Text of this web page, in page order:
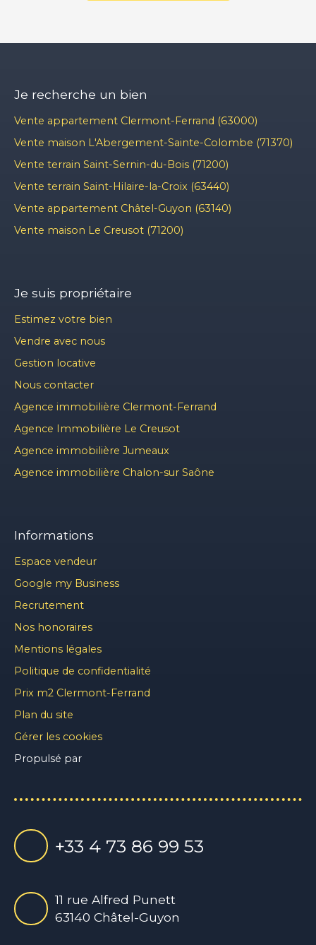
Je recherche un bien
Vente appartement Clermont-Ferrand (63000)
Vente maison L'Abergement-Sainte-Colombe (71370)
Vente terrain Saint-Sernin-du-Bois (71200)
Vente terrain Saint-Hilaire-la-Croix (63440)
Vente appartement Châtel-Guyon (63140)
Vente maison Le Creusot (71200)
Je suis propriétaire
Estimez votre bien
Vendre avec nous
Gestion locative
Nous contacter
Agence immobilière Clermont-Ferrand
Agence Immobilière Le Creusot
Agence immobilière Jumeaux
Agence immobilière Chalon-sur Saône
Informations
Espace vendeur
Google my Business
Recrutement
Nos honoraires
Mentions légales
Politique de confidentialité
Prix m2 Clermont-Ferrand
Plan du site
Gérer les cookies
Propulsé par
+33 4 73 86 99 53
11 rue Alfred Punett
63140 Châtel-Guyon